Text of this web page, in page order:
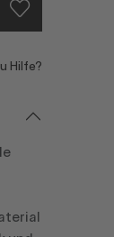
Hilfe?